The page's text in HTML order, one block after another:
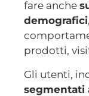
fare anche
demografici
prodotti,
Gli utenti,
segmentati